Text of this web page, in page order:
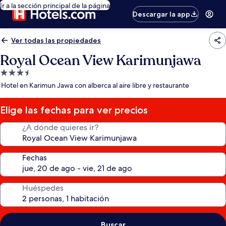
Ir a la sección principal de la página
Descargar la app
Ver todas las propiedades
Royal Ocean View Karimunjawa
Propiedad
de
estrellas
Hotel en Karimun Jawa con alberca al aire libre y restaurante
Elige las fechas para ver precios
¿A dónde quieres ir?
Fechas
Huéspedes